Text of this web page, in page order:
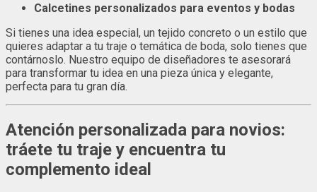
Calcetines personalizados para eventos y bodas
Si tienes una idea especial, un tejido concreto o un estilo que
quieres adaptar a tu traje o temática de boda, solo tienes que
contárnoslo. Nuestro equipo de diseñadores te asesorará
para transformar tu idea en una pieza única y elegante,
perfecta para tu gran día.
Atención personalizada para novios:
tráete tu traje y encuentra tu
complemento ideal